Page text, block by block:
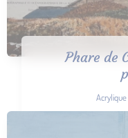
Phare de